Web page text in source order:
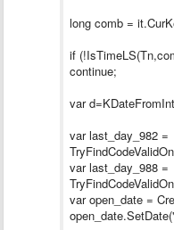
long comb =
if
continue;
var
var last_day_982 =
var last_day_988 =
var open_date =